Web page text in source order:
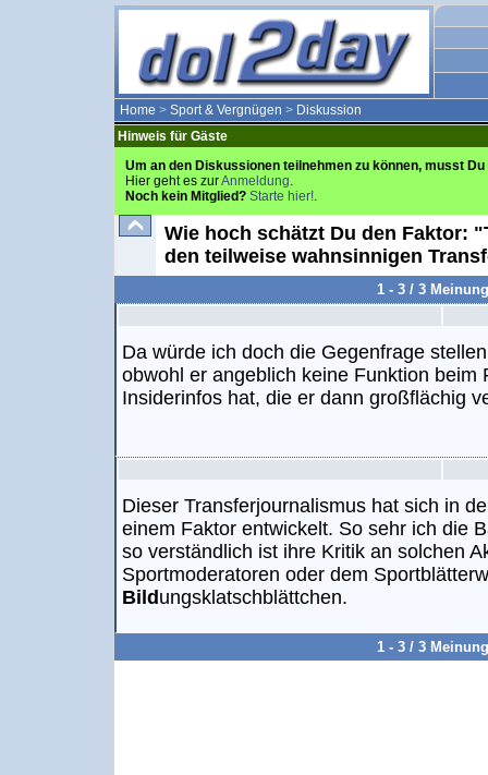
Home > Sport & Vergnügen > Diskussion
Hinweis für Gäste
Um an den Diskussionen teilnehmen zu können, musst
Hier geht es zurAnmeldung.
Noch kein Mitglied? Starte hier!.
Wie hoch schätzt Du den Faktor:
den teilweise wahnsinnigen
1 - 3 / 3
Da würde ich doch die Gegenfrage
obwohl er angeblich keine Funktion beim
Insiderinfos hat, die er dann großflächig
Dieser Transferjournalismus hat sich in
einem Faktor entwickelt. So sehr ich die
so verständlich ist ihre Kritik an solchen
Sportmoderatoren oder dem
Bild ungsklatschblättchen.
1 - 3 / 3